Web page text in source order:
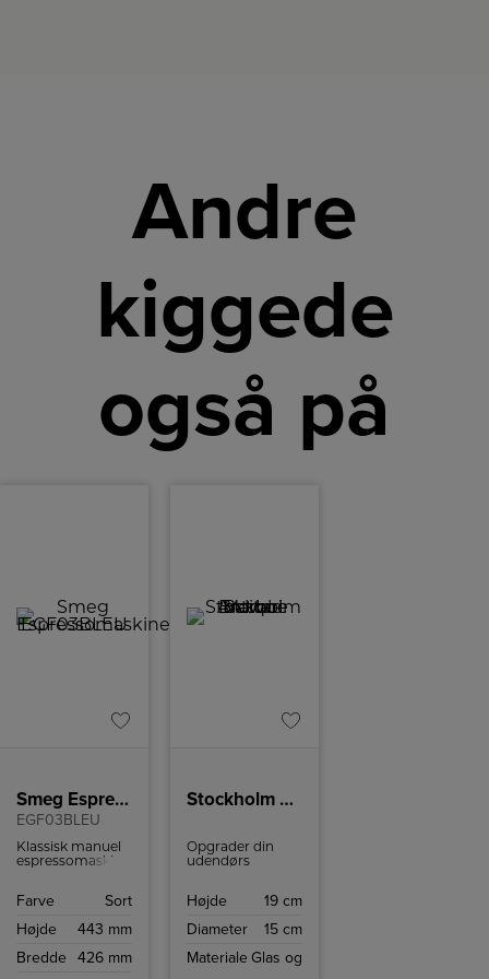
Andre
kiggede
også på
Smeg Espressomaskine
EGF03BLEU
Klassisk manuel
espressomaskine
kaffetemperatur,
at brygge op til 2
gangen.
Farve
Sort
Højde
443 mm
Bredde
426 mm
Stockholm Batteri Marble Brown – Antique
Opgrader din
udendørs
Stockholm
elegant
farve. Denne
Højde
19 cm
Diameter
15 cm
Materiale Glas og